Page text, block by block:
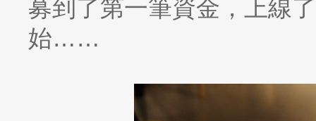
募到了第一筆資金，上線
始……